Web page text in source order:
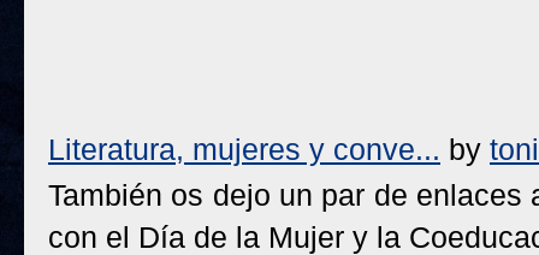
Literatura, mujeres y conve... by
También os dejo un par de
con el Día de la Mujer y la